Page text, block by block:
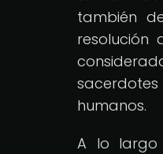
también
resolución
humanos.
A lo largo